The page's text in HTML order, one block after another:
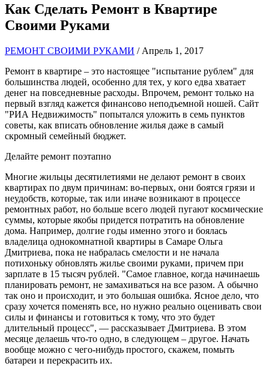
Как Сделать Ремонт в Квартире
Своими Руками
РЕМОНТ СВОИМИ РУКАМИ / Апрель 1, 2017
Ремонт в квартире – это настоящее "испытание рублем" для
большинства людей, особенно для тех, у кого едва хватает
денег на повседневные расходы. Впрочем, ремонт только на
первый взгляд кажется финансово неподъемной ношей. Сайт
"РИА Недвижимость" попытался уложить в семь пунктов
советы, как вписать обновление жилья даже в самый
скромный семейный бюджет.
Делайте ремонт поэтапно
Многие жильцы десятилетиями не делают ремонт в своих
квартирах по двум причинам: во-первых, они боятся грязи и
неудобств, которые, так или иначе возникают в процессе
ремонтных работ, но больше всего людей пугают космические
суммы, которые якобы придется потратить на обновление
дома. Например, долгие годы именно этого и боялась
владелица однокомнатной квартиры в Самаре Ольга
Дмитриева, пока не набралась смелости и не начала
потихоньку обновлять жилье своими руками, причем при
зарплате в 15 тысяч рублей. "Самое главное, когда начинаешь
планировать ремонт, не замахиваться на все разом. А обычно
так оно и происходит, и это большая ошибка. Ясное дело, что
сразу хочется поменять все, но нужно реально оценивать свои
силы и финансы и готовиться к тому, что это будет
длительный процесс", — рассказывает Дмитриева. В этом
месяце делаешь что-то одно, в следующем – другое. Начать
вообще можно с чего-нибудь простого, скажем, помыть
батареи и перекрасить их.